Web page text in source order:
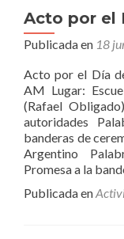
Acto por el
Publicada en 18
Acto por el Día
AM Lugar:
(Rafael
autoridades
banderas de
Argentino
Promesa a la
Publicada en